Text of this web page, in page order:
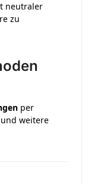
neutraler
zu
per
weitere